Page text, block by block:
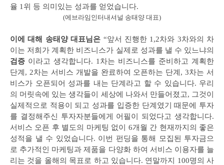
율 1위 등 의미있는 성과를 얻었습니다.
(에브라임인터내셔널 송태양 대표)
이에 대해 송태양 대표님은 “앞서 진행한 1,2차와 3차와의 차
이는 저희가 계획한 비즈니스가 실제로 성과를 낼 수 있느냐의
검증 이라고 생각합니다. 1차는 비즈니스를 준비하고 계획한
단계, 2차는 서비스 개발을 완료하여 오픈하는 단계, 3차는 서
비스가 오픈되어 성과를 내는 단계라고 할 수 있습니다. 우리
의 머릿속에 있는 생각들이 세상에 나와서 만들어졌고, 그것이
실제적으로 적용이 되고 성과를 입증한 단계였기 때문에 투자
를 결정해주신 투자자분들에게 어필이 되었다고 생각합니다.
서비스 오픈 후 별도의 마케팅 없이 6개월 간 현재까지의 좋은
성적을 낼 수 있었습니다. 이번 펀딩을 통해 모집된 투자금으
로 추가적인 마케팅과 제품을 다양화 하여 서비스 이용자를 늘
리는 것을 올해의 목표로 하고 있습니다. 연말까지 100명의 사